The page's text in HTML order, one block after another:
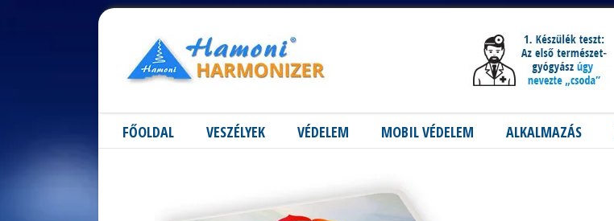
FŐOLDAL VESZÉLYEK VÉDELEM MOBIL VÉDELEM ALKALMAZÁS